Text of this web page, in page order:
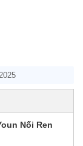
Nối Ren